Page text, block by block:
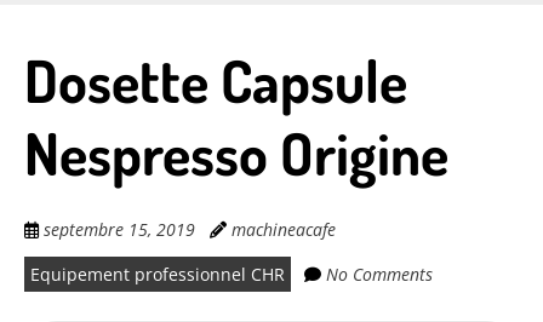
main
content
Dosette Capsule
Nespresso Origine
septembre 15, 2019
machineacafe
Equipement professionnel CHR
No Comments